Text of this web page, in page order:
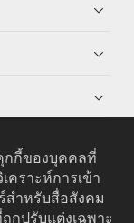
กกี้ของบุคคลที่
คราะห์การเข้า
สำหรับสื่อสังคม
กปรับแต่งเฉพาะ